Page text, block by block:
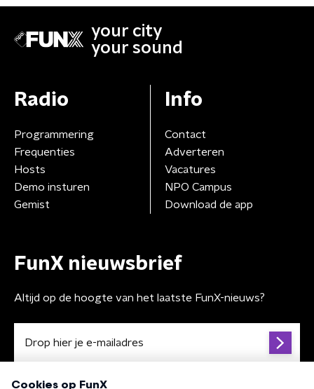
your city
your sound
Radio
Programmering
Frequenties
Hosts
Demo insturen
Gemist
Info
Contact
Adverteren
Vacatures
NPO Campus
Download de app
FunX nieuwsbrief
Altijd op de hoogte van het laatste FunX-nieuws?